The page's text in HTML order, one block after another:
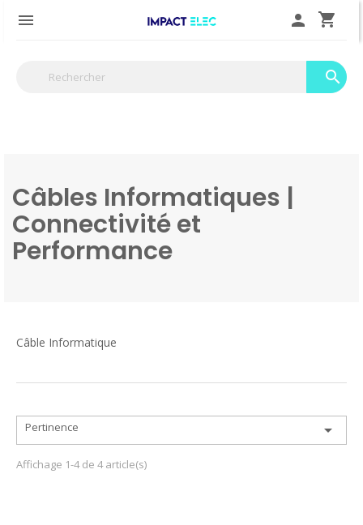
 shopping_cart
person
search
Câbles Informatiques |
Connectivité et
Performance
Câble Informatique
Pertinence 
Affichage 1-4 de 4 article(s)